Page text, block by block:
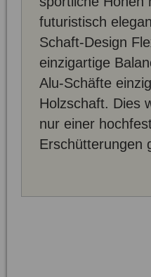
futuristisch
Schaft-Design
einzigartige
Alu-Schäfte
Holzschaft. Dies
nur einer
Erschütterungen